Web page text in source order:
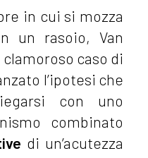
in cui si mozza
un rasoio, Van
caso di
l’ipotesi che
con uno
combinato
di un’acutezza